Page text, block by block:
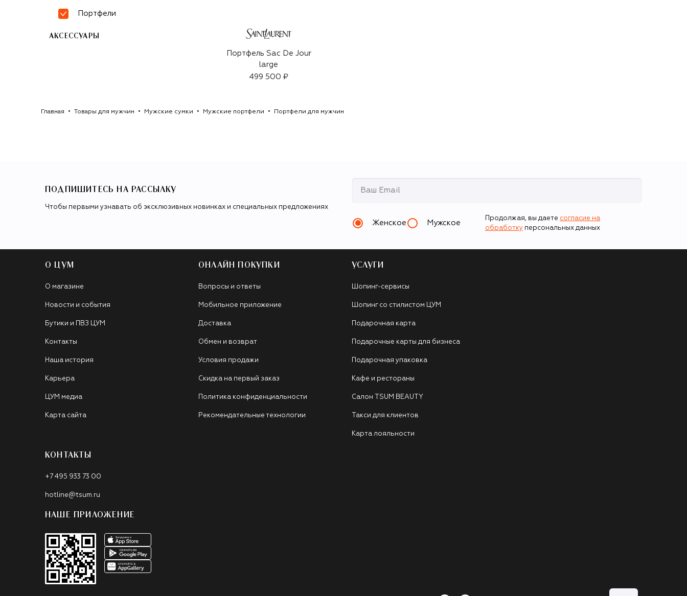
Портфели
АКСЕССУАРЫ
Портфель Sac De Jour
large
499 500 ₽
Главная Товары для мужчин Мужские сумки Мужские портфели Портфели для мужчин
ПОДПИШИТЕСЬ НА РАССЫЛКУ
Чтобы первыми узнавать об эксклюзивных новинках и специальных предложениях
Женское Мужское
Продолжая, вы даете согласие на
обработку персональных данных
О ЦУМ
О магазине
Новости и события
Бутики и ПВЗ ЦУМ
Контакты
Наша история
Карьера
ЦУМ медиа
Карта сайта
ОНЛАЙН ПОКУПКИ
Вопросы и ответы
Мобильное приложение
Доставка
Обмен и возврат
Условия продажи
Скидка на первый заказ
Политика конфиденциальности
Рекомендательные технологии
УСЛУГИ
Шопинг-сервисы
Шопинг со стилистом ЦУМ
Подарочная карта
Подарочные карты для бизнеса
Подарочная упаковка
Кафе и рестораны
Салон TSUM BEAUTY
Такси для клиентов
Карта лояльности
КОНТАКТЫ
+7 495 933 73 00
hotline@tsum.ru
НАШЕ ПРИЛОЖЕНИЕ